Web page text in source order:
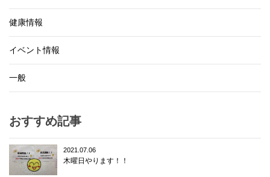
健康情報
イベント情報
一般
おすすめ記事
2021.07.06
木曜日やります！！